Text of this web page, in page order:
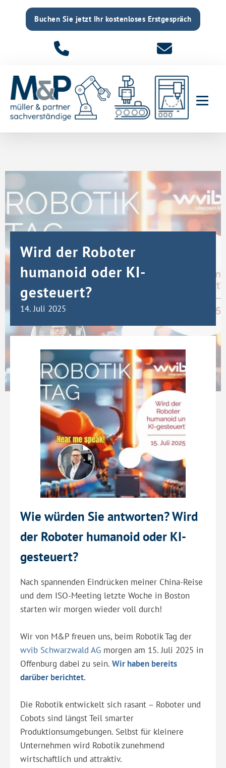
Buchen Sie jetzt Ihr kostenloses Erstgespräch
Wird der Roboter
humanoid oder KI-
gesteuert?
14. Juli 2025
Wie würden Sie antworten? Wird
der Roboter humanoid oder KI-
gesteuert?
Nach spannenden Eindrücken meiner China-Reise
und dem ISO-Meeting letzte Woche in Boston
starten wir morgen wieder voll durch!
Wir von M&P freuen uns, beim Robotik Tag der
wvib Schwarzwald AG morgen am 15. Juli 2025 in
Offenburg dabei zu sein. Wir haben bereits
darüber berichtet.
Die Robotik entwickelt sich rasant – Roboter und
Cobots sind längst Teil smarter
Produktionsumgebungen. Selbst für kleinere
Unternehmen wird Robotik zunehmend
wirtschaftlich und attraktiv.